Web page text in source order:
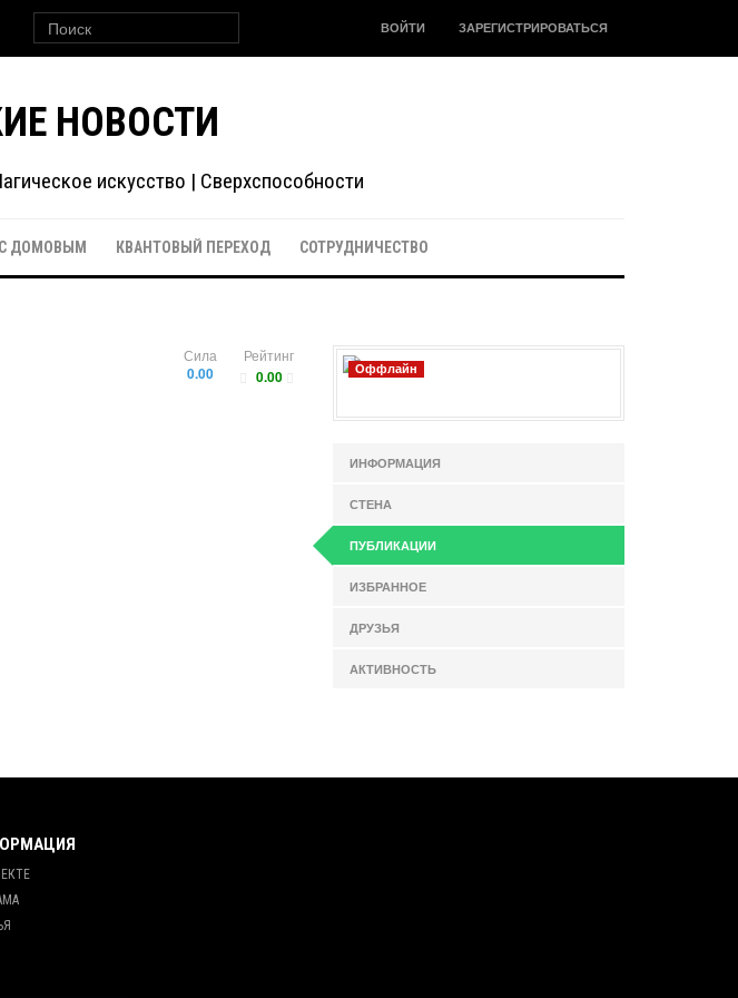
ВОЙТИ ЗАРЕГИСТРИРОВАТЬСЯ
НОВОСТИ
искусство | Сверхспособности
С ДОМОВЫМ КВАНТОВЫЙ ПЕРЕХОД СОТРУДНИЧЕСТВО
Рейтинг
0.00
Сила
0.00
Оффлайн
ИНФОРМАЦИЯ
СТЕНА
ПУБЛИКАЦИИ
ИЗБРАННОЕ
ДРУЗЬЯ
АКТИВНОСТЬ